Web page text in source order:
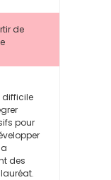
de
difficile
pour
des